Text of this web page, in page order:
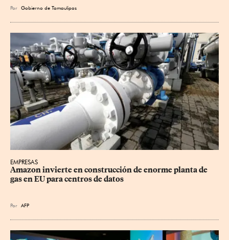
Por Gobierno de Tamaulipas
EMPRESAS
Amazon invierte en construcción de enorme planta de
gas en EU para centros de datos
Por AFP